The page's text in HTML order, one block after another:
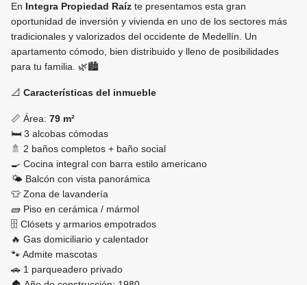
En Integra Propiedad Raíz te presentamos esta gran
oportunidad de inversión y vivienda en uno de los sectores más
tradicionales y valorizados del occidente de Medellín. Un
apartamento cómodo, bien distribuido y lleno de posibilidades
para tu familia. 🌿🏙️
📐 Características del inmueble
📏 Área: 79 m²
🛏️ 3 alcobas cómodas
🚿 2 baños completos + baño social
🍳 Cocina integral con barra estilo americano
🌤️ Balcón con vista panorámica
👕 Zona de lavandería
🧱 Piso en cerámica / mármol
🗄️ Clósets y armarios empotrados
🔥 Gas domiciliario y calentador
🐾 Admite mascotas
🚗 1 parqueadero privado